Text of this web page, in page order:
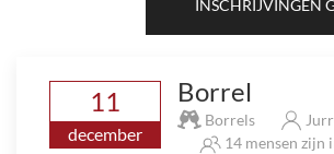
INSCHRIJVINGEN
11
december
Borrel
Borrels
14 mensen zijn